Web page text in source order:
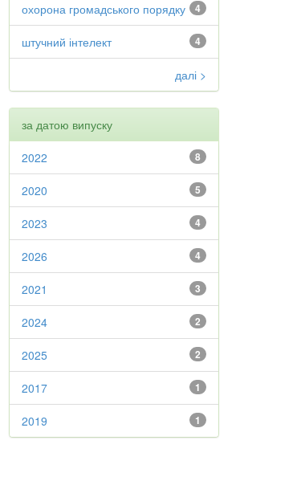
4
охорона громадського порядку
4
штучний інтелект
далі >
за датою випуску
8
2022
5
2020
4
2023
4
2026
3
2021
2
2024
2
2025
1
2017
1
2019